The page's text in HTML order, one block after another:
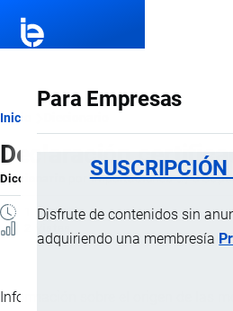
Para Empresas
Disfrute de contenidos sin
adquiriendo una membresía
Ruta
de
navegación
Inicio
Declaración
Diccionario porImportaciones …, 8
1 MINUTO
Información sobre el origen de las